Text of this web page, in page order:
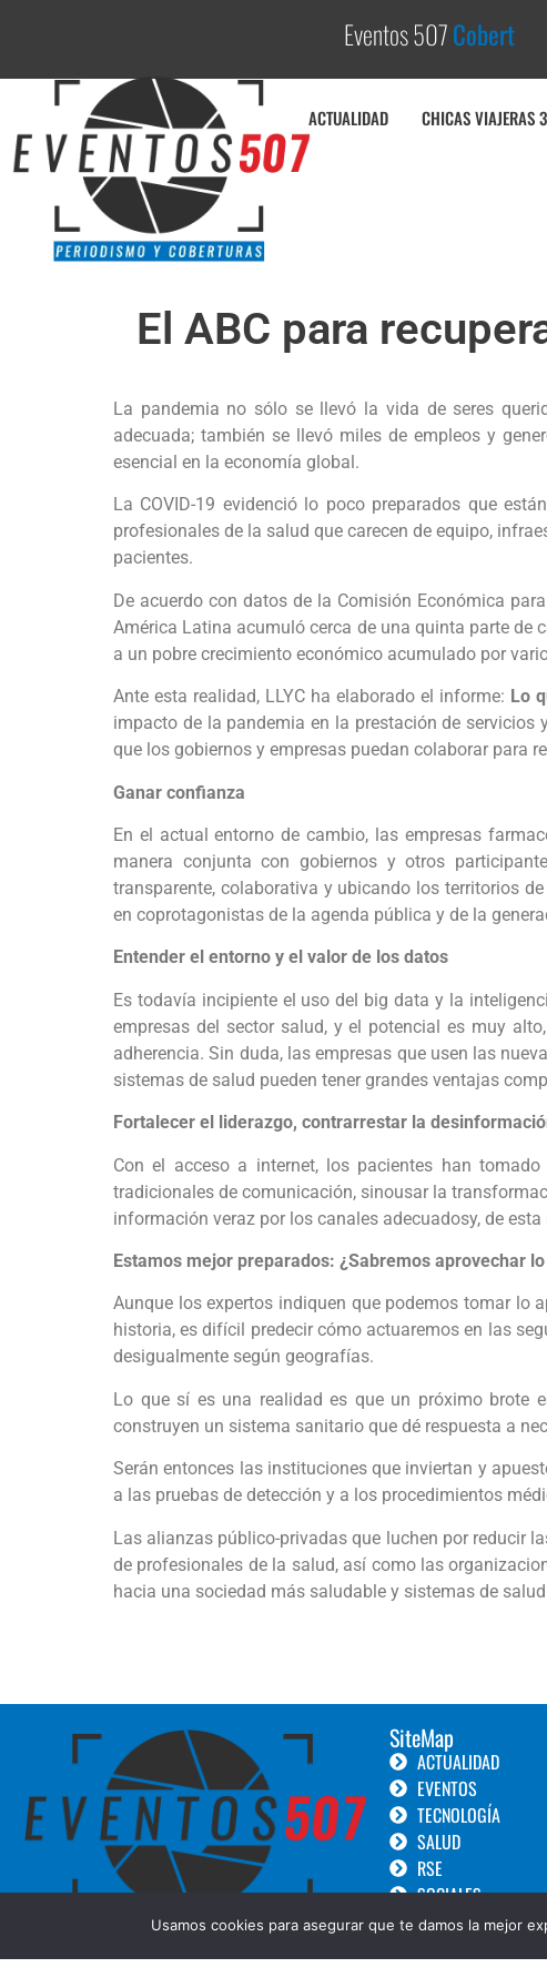
Eventos 507Cobertur
ACTUALIDAD CHICAS VIAJERAS
El ABC para
La pandemia no sólo se llevó la vida de seres
adecuada; también se llevó miles de empleos y
esencial en la economía global.
La COVID-19 evidenció lo poco preparados que
profesionales de la salud que carecen de equipo,
pacientes.
De acuerdo con datos de la Comisión Económica
América Latina acumuló cerca de una quinta parte de
a un pobre crecimiento económico acumulado por
Ante esta realidad, LLYC ha elaborado el informe: Lo
impacto de la pandemia en la prestación de
que los gobiernos y empresas puedan colaborar para
Ganar confianza
En el actual entorno de cambio, las empresas
manera conjunta con gobiernos y otros
transparente, colaborativa y ubicando los territorios
en coprotagonistas de la agenda pública y de la
Entender el entorno y el valor de los datos
Es todavía incipiente el uso del big data y la
empresas del sector salud, y el potencial es muy
adherencia. Sin duda, las empresas que usen las
sistemas de salud pueden tener grandes ventajas
Fortalecer el liderazgo, contrarrestar la
Con el acceso a internet, los pacientes han
tradicionales de comunicación, sinousar la
información veraz por los canales adecuadosy, de
Estamos mejor preparados: ¿Sabremos aprovechar
Aunque los expertos indiquen que podemos tomar lo
historia, es difícil predecir cómo actuaremos en las
desigualmente según geografías.
Lo que sí es una realidad es que un próximo brote
construyen un sistema sanitario que dé respuesta a
Serán entonces las instituciones que inviertan y
a las pruebas de detección y a los procedimientos
Las alianzas público-privadas que luchen por reducir
de profesionales de la salud, así como las
hacia una sociedad más saludable y sistemas de
SiteMap
ACTUALIDAD
EVENTOS
TECNOLOGÍA
SALUD
RSE
SOCIALES
TURISMO
Usamos cookies para asegurar que te damos la mejor